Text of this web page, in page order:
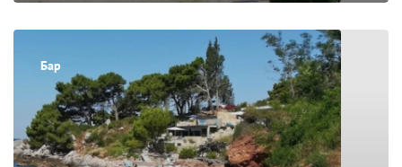
Бар